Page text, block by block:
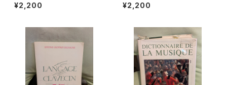
者：C. HUBERT H.PARRY】出
版社：MACMILLAN AND CO,
¥2,200
WORLD【著者：Albert Seay】
出版社：PRENTICE-HALL, IN
¥2,200